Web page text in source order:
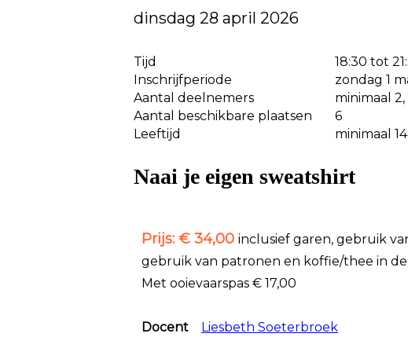
dinsdag 28 april 2026
Tijd
18:30 tot
Inschrijfperiode
zondag 1
Aantal deelnemers
minimaal
Aantal beschikbare plaatsen
6
Leeftijd
minimaal
Naai je eigen sweatshirt
Prijs: € 34,00 inclusief garen, gebruik
gebruik van patronen en koffie/thee in de
Met ooievaarspas € 17,00
Docent Liesbeth Soeterbroek